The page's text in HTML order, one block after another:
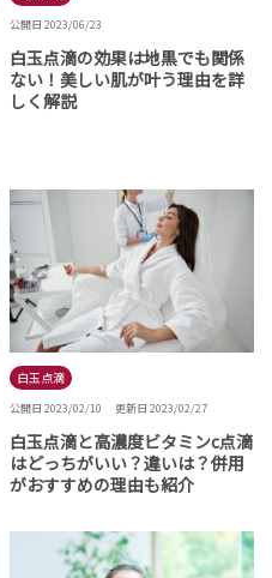
公開日 2023/06/23
白玉点滴の効果は地黒でも関係
ない！美しい肌が叶う理由を詳
しく解説
白玉点滴
公開日 2023/02/10 更新日 2023/02/27
白玉点滴と高濃度ビタミンc点滴
はどっちがいい？違いは？併用
がおすすめの理由も紹介